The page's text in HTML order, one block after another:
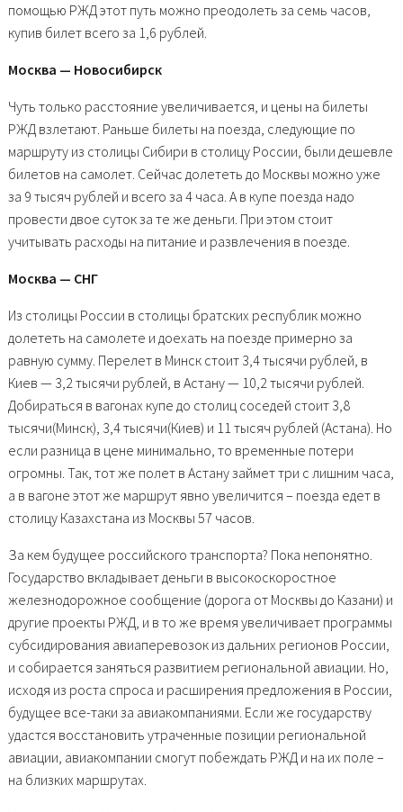
помощью РЖД этот путь можно преодолеть за семь часов,
купив билет всего за 1,6 рублей.
Москва — Новосибирск
Чуть только расстояние увеличивается, и цены на билеты
РЖД взлетают. Раньше билеты на поезда, следующие по
маршруту из столицы Сибири в столицу России, были дешевле
билетов на самолет. Сейчас долететь до Москвы можно уже
за 9 тысяч рублей и всего за 4 часа. А в купе поезда надо
провести двое суток за те же деньги. При этом стоит
учитывать расходы на питание и развлечения в поезде.
Москва — СНГ
Из столицы России в столицы братских республик можно
долететь на самолете и доехать на поезде примерно за
равную сумму. Перелет в Минск стоит 3,4 тысячи рублей, в
Киев — 3,2 тысячи рублей, в Астану — 10,2 тысячи рублей.
Добираться в вагонах купе до столиц соседей стоит 3,8
тысячи(Минск), 3,4 тысячи(Киев) и 11 тысяч рублей (Астана). Но
если разница в цене минимально, то временные потери
огромны. Так, тот же полет в Астану займет три с лишним часа,
а в вагоне этот же маршрут явно увеличится – поезда едет в
столицу Казахстана из Москвы 57 часов.
За кем будущее российского транспорта? Пока непонятно.
Государство вкладывает деньги в высокоскоростное
железнодорожное сообщение (дорога от Москвы до Казани) и
другие проекты РЖД, и в то же время увеличивает программы
субсидирования авиаперевозок из дальних регионов России,
и собирается заняться развитием региональной авиации. Но,
исходя из роста спроса и расширения предложения в России,
будущее все-таки за авиакомпаниями. Если же государству
удастся восстановить утраченные позиции региональной
авиации, авиакомпании смогут побеждать РЖД и на их поле –
на близких маршрутах.